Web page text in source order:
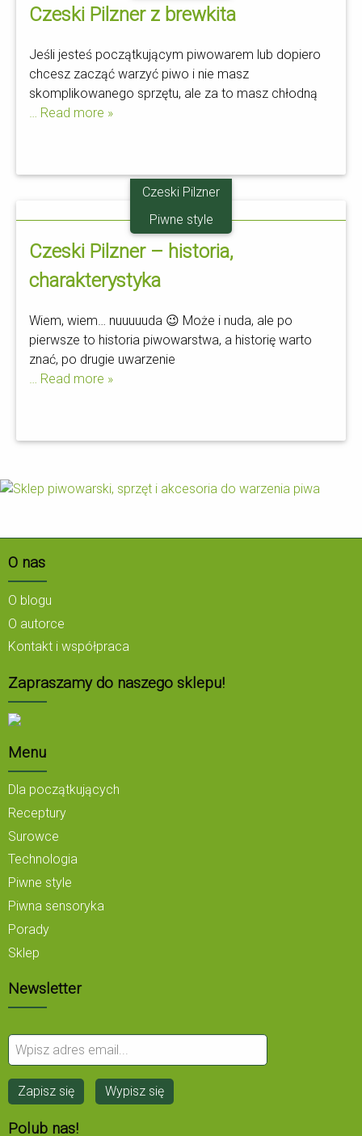
Czeski Pilzner z brewkita
Jeśli jesteś początkującym piwowarem lub dopiero
chcesz zacząć warzyć piwo i nie masz
skomplikowanego sprzętu, ale za to masz chłodną
… Read more »
02.10
Czeski Pilzner
Piwne style
Czeski Pilzner – historia,
charakterystyka
Wiem, wiem… nuuuuuda 😉 Może i nuda, ale po
pierwsze to historia piwowarstwa, a historię warto
znać, po drugie uwarzenie
… Read more »
O nas
O blogu
O autorce
Kontakt i współpraca
Zapraszamy do naszego sklepu!
Menu
Dla początkujących
Receptury
Surowce
Technologia
Piwne style
Piwna sensoryka
Porady
Sklep
Newsletter
Polub nas!